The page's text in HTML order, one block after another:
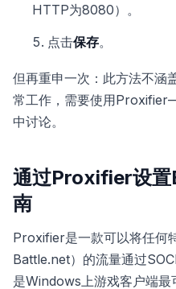
HTTP为8080）。
点击保存。
但再重申一次：此方法不涵
常工作，需要使用
中讨论。
通过Proxifier设
南
Proxifier是一款可以将任何
Battle.net）的流量通过
是Windows上游戏客户端